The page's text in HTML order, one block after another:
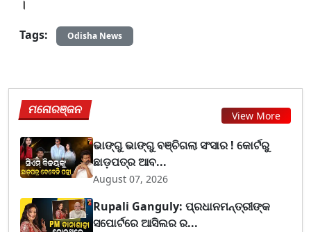
।
Tags:
Odisha News
ମନୋରଞ୍ଜନ View More
ଭାଙ୍ଗୁ ଭାଙ୍ଗୁ ବଞ୍ଚିଗଲା ସଂସାର ! କୋର୍ଟରୁ
ଛାଡ଼ପତ୍ର ଆବ...
August 07, 2026
Rupali Ganguly: ପ୍ରଧାନମନ୍ତ୍ରୀଙ୍କ
ସପୋର୍ଟରେ ଆସିଲର ର...